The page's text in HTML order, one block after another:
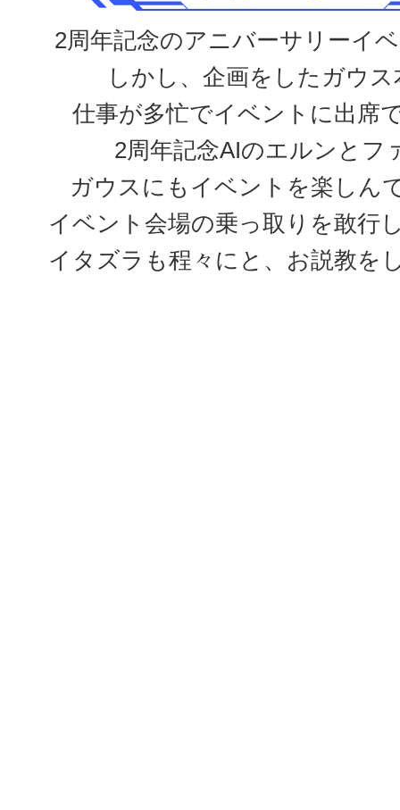
2周年記念のアニバーサリーイ
しかし、企画をしたガウス
仕事が多忙でイベントに出席
2周年記念AIのエルンとフ
ガウスにもイベントを楽しん
イベント会場の乗っ取りを敢行
イタズラも程々にと、お説教を